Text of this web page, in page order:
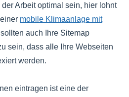
Arbeit optimal sein, hier lohnt
mobile Klimaanlage mit
auch Ihre Sitemap
sein, dass alle Ihre Webseiten
werden.
eintragen ist eine der